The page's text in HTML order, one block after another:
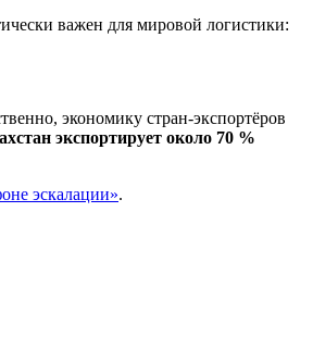
важен для мировой логистики:
экономику стран-экспортёров
экспортирует около 70 %
эскалации».